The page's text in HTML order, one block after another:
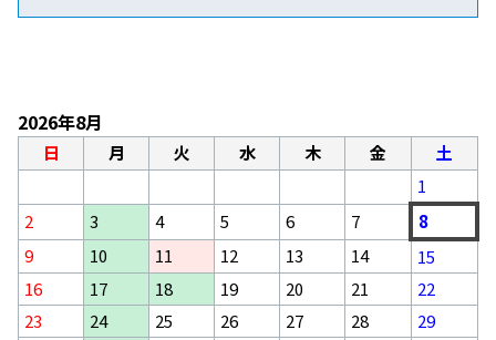
2026年8月
日 月 火 水 木 金
土
1
2
3 4 5 6 7
8
9
10 11 12 13 14
15
16
17 18 19 20 21
22
23
24 25 26 27 28
29